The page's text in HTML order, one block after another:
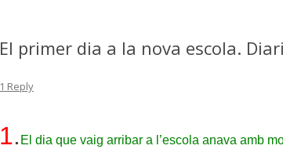
El primer dia a la nova escola.
1 Reply
1. El dia que vaig arribar a l’escola anava amb